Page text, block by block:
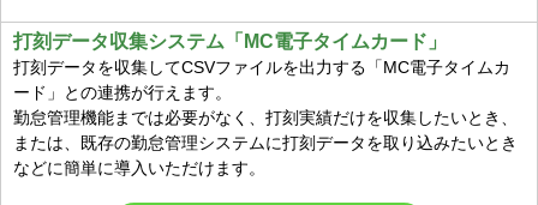
打刻データ収集システム「MC電子タイムカード」
打刻データを収集してCSVファイルを出力する「MC電子タイムカ
ード」との連携が行えます。
勤怠管理機能までは必要がなく、打刻実績だけを収集したいとき、
または、既存の勤怠管理システムに打刻データを取り込みたいとき
などに簡単に導入いただけます。